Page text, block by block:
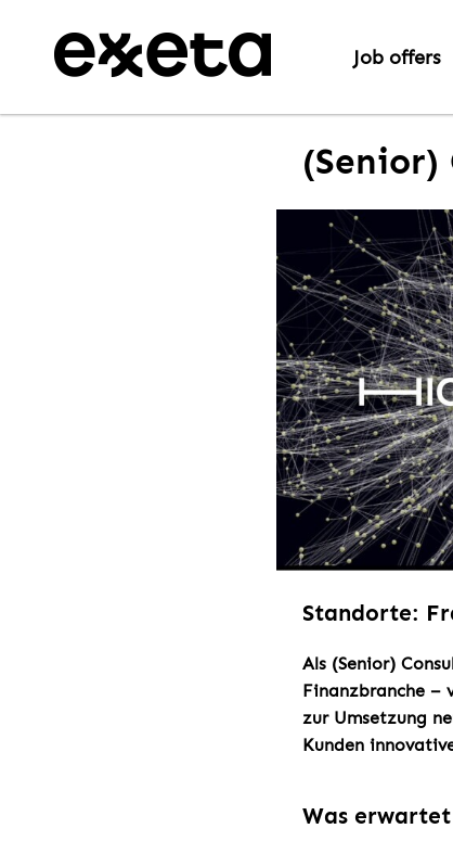
Job offers
Standorte:
Als (Senior)
Finanzbranche –
zur Umsetzung
Kunden
Was